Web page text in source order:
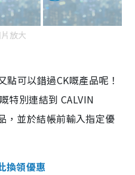
放大
可以錯過CK嘅產品呢！
特別連結到 CALVIN
，並於結帳前輸入指定優
換領優惠